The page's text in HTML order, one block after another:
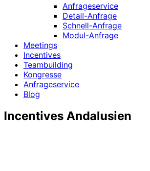
Anfrageservice
Detail-Anfrage
Schnell-Anfrage
Modul-Anfrage
Meetings
Incentives
Teambuilding
Kongresse
Anfrageservice
Blog
Incentives Andalusien